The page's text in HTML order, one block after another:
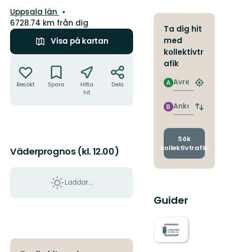
Län:
Uppsala län
6728.74 km från dig
Visa på kartan
Besökt Spara
Hitta
hit
Dela
Väderprognos (kl. 12.00)
Laddar...
Ta dig hit
med
kollektivtr
afik
Avresa
A
Hitta
Ankomst
B
Byt
och
Sök
kollektivtrafik
Guider